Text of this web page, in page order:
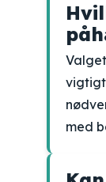
vigtigt
med